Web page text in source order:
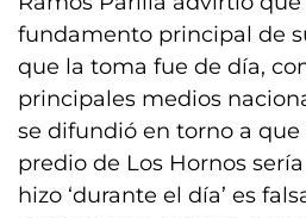
fundamento principal de
que la toma fue de día,
principales medios
se difundió en torno a
predio de Los Hornos
hizo ‘durante el día’ es